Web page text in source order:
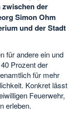
zwischen der
Simon Ohm
und der Stadt
für andere ein und
Prozent der
für mehr
Konkret lässt
Feuerwehr,
erleben.